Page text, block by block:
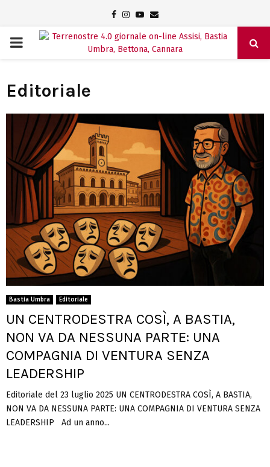
Facebook
Instagram
Youtube
Email
PRIMARY
Editoriale
Bastia Umbra Editoriale
UN CENTRODESTRA COSÌ, A BASTIA,
NON VA DA NESSUNA PARTE: UNA
COMPAGNIA DI VENTURA SENZA
LEADERSHIP
Editoriale del 23 luglio 2025 UN CENTRODESTRA COSÌ, A BASTIA,
NON VA DA NESSUNA PARTE: UNA COMPAGNIA DI VENTURA SENZA
LEADERSHIP Ad un anno...